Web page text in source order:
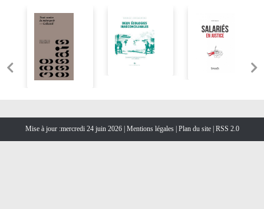
Mise à jour :mercredi 24 juin 2026 | Mentions légales | Plan du site |RSS 2.0